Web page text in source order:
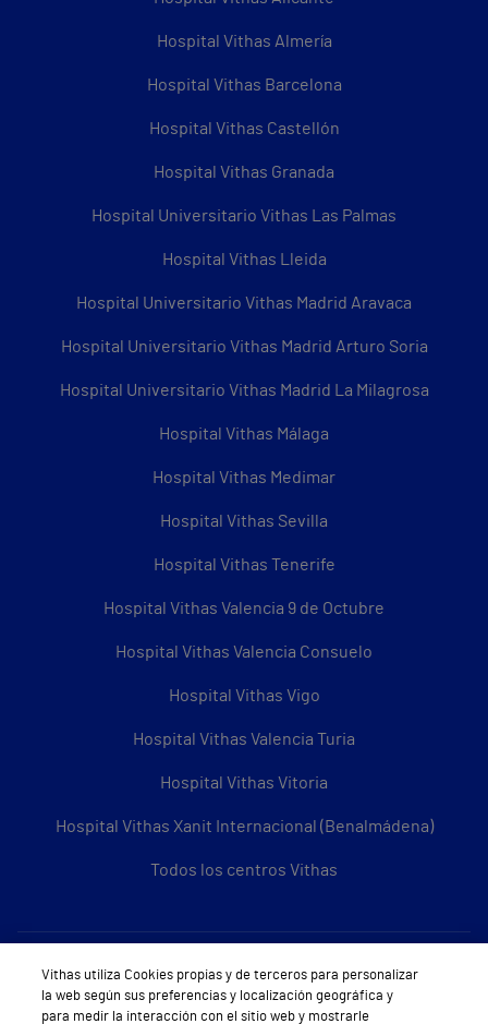
Hospital Vithas Almería
Hospital Vithas Barcelona
Hospital Vithas Castellón
Hospital Vithas Granada
Hospital Universitario Vithas Las Palmas
Hospital Vithas Lleida
Hospital Universitario Vithas Madrid Aravaca
Hospital Universitario Vithas Madrid Arturo Soria
Hospital Universitario Vithas Madrid La Milagrosa
Hospital Vithas Málaga
Hospital Vithas Medimar
Hospital Vithas Sevilla
Hospital Vithas Tenerife
Hospital Vithas Valencia 9 de Octubre
Hospital Vithas Valencia Consuelo
Hospital Vithas Vigo
Hospital Vithas Valencia Turia
Hospital Vithas Vitoria
Hospital Vithas Xanit Internacional (Benalmádena)
Todos los centros Vithas
Sobre Vithas
Quiénes somos
Vithas utiliza Cookies propias y de terceros para personalizar
la web según sus preferencias y localización geográfica y
para medir la interacción con el sitio web y mostrarle